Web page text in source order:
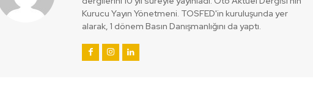
Kurucu Yayın Yönetmeni. TOSFED'in kuruluşunda yer
alarak, 1 dönem Basın Danışmanlığını da yaptı.